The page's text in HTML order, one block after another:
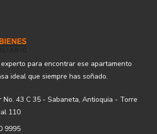
para encontrar ese apartamento
ideal que siempre has soñado.
No. 43 C 35 - Sabaneta, Antioquia - Torre
110
9995